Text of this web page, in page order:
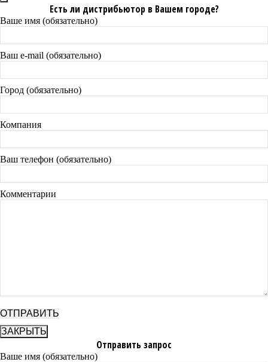
Есть ли дистрибьютор в Вашем городе?
Ваше имя (обязательно)
Ваш e-mail (обязательно)
Город (обязательно)
Компания
Ваш телефон (обязательно)
Комментарии
ЗАКРЫТЬ
Отправить запрос
Ваше имя (обязательно)